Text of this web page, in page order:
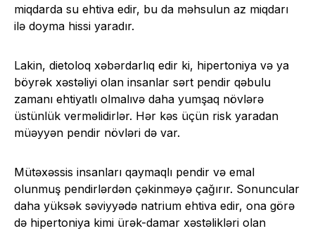
miqdarda su ehtiva edir, bu da məhsulun az miqdarı
ilə doyma hissi yaradır.
Lakin, dietoloq xəbərdarlıq edir ki, hipertoniya və ya
böyrək xəstəliyi olan insanlar sərt pendir qəbulu
zamanı ehtiyatlı olmalıvə daha yumşaq növlərə
üstünlük verməlidirlər. Hər kəs üçün risk yaradan
müəyyən pendir növləri də var.
Mütəxəssis insanları qaymaqlı pendir və emal
olunmuş pendirlərdən çəkinməyə çağırır. Sonuncular
daha yüksək səviyyədə natrium ehtiva edir, ona görə
də hipertoniya kimi ürək-damar xəstəlikləri olan